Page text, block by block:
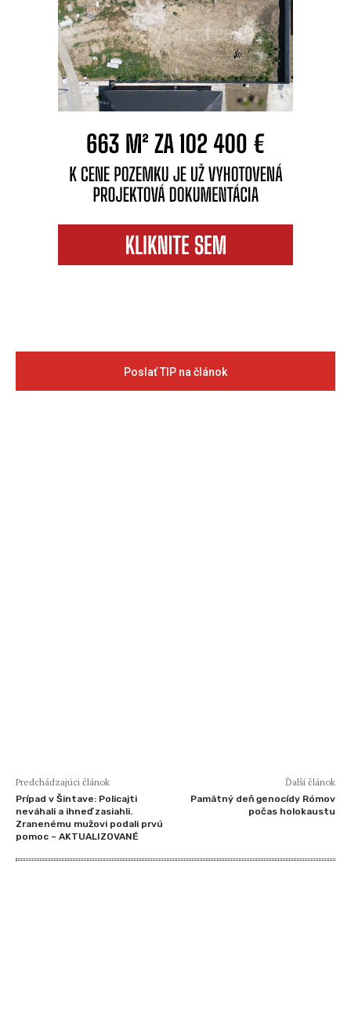
Poslať TIP na článok
Predchádzajúci článok
Prípad v Šintave: Policajti
neváhali a ihneď zasiahli.
Zranenému mužovi podali prvú
pomoc – AKTUALIZOVANÉ
Ďalší článok
Pamätný deň genocídy Rómov
počas holokaustu